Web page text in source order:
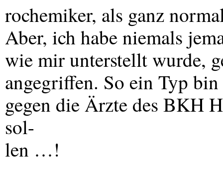
rochemiker, als ganz
Aber, ich habe niemals
wie mir unterstellt wurde,
angegriffen. So ein Typ
gegen die Ärzte des BKH
sol-
len …!